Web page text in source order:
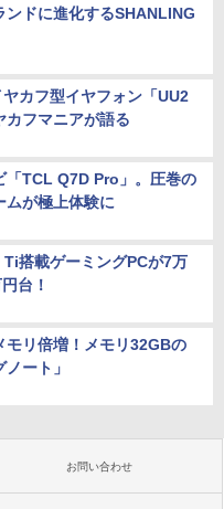
ンドに進化するSHANLING
カフ型イヤフォン「UU2
カフマニアが語る
「TCL Q7D Pro」。圧巻の
ムが極上体験に
搭載ゲーミングPCが7万
台！
モリ倍増！メモリ32GBの
ノート」
お問い合わせ